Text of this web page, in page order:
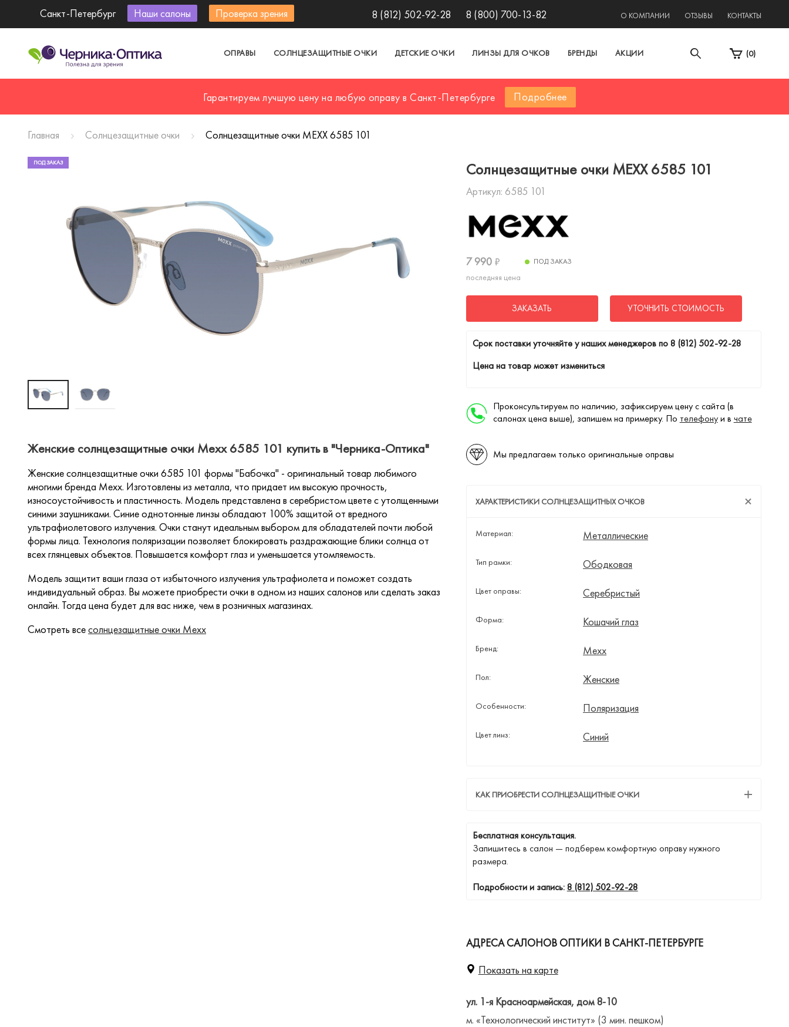
Санкт-Петербург Наши салоны Проверка зрения 8 (812) 502-92-28 8 (800) 700-13-82 О КОМПАНИИ ОТЗЫВЫ КОНТАКТЫ
ОПРАВЫ СОЛНЦЕЗАЩИТНЫЕ ОЧКИ ДЕТСКИЕ ОЧКИ ЛИНЗЫ ДЛЯ ОЧКОВ БРЕНДЫ АКЦИИ (0)
Гарантируем лучшую цену на любую оправу в Санкт-Петербурге Подробнее
Главная Солнцезащитные очки Солнцезащитные очки MEXX 6585 101
Солнцезащитные очки MEXX 6585 101
Артикул: 6585 101
7 990 ₽
последняя цена
ПОД ЗАКАЗ
ЗАКАЗАТЬ УТОЧНИТЬ СТОИМОСТЬ
Cрок поставки уточняйте у наших менеджеров по8 (812) 502-92-28
Цена на товар может измениться
Проконсультируем по наличию, зафиксируем цену с сайта (в
салонах цена выше), запишем на примерку. По телефонуи в чате
Мы предлагаем только оригинальные оправы
ХАРАКТЕРИСТИКИ СОЛНЦЕЗАЩИТНЫХ ОЧКОВ
Материал: Металлические
Тип рамки: Ободковая
Цвет оправы: Серебристый
Форма: Кошачий глаз
Бренд: Mexx
Пол: Женские
Особенности: Поляризация
Цвет линз: Синий
КАК ПРИОБРЕСТИ СОЛНЦЕЗАЩИТНЫЕ ОЧКИ
Бесплатная консультация.
Запишитесь в салон — подберем комфортную оправу нужного
размера.
Подробности и запись:8 (812) 502-92-28
АДРЕСА САЛОНОВ ОПТИКИ В САНКТ-ПЕТЕРБУРГЕ
Показать на карте
ул. 1-я Красноармейская, дом 8-10
м. «Технологический институт» (3 мин. пешком)
ПОД ЗАКАЗ
Женские солнцезащитные очки Mexx 6585 101 купить в "Черника-Оптика"
Женские солнцезащитные очки 6585 101 формы "Бабочка" - оригинальный товар любимого
многими бренда Mexx. Изготовлены из металла, что придает им высокую прочность,
износоустойчивость и пластичность. Модель представлена в серебристом цвете с утолщенными
синими заушниками. Синие однотонные линзы обладают 100% защитой от вредного
ультрафиолетового излучения. Очки станут идеальным выбором для обладателей почти любой
формы лица. Технология поляризации позволяет блокировать раздражающие блики солнца от
всех глянцевых объектов. Повышается комфорт глаз и уменьшается утомляемость.
Модель защитит ваши глаза от избыточного излучения ультрафиолета и поможет создать
индивидуальный образ. Вы можете приобрести очки в одном из наших салонов или сделать заказ
онлайн. Тогда цена будет для вас ниже, чем в розничных магазинах.
Смотреть всесолнцезащитные очки Mexx